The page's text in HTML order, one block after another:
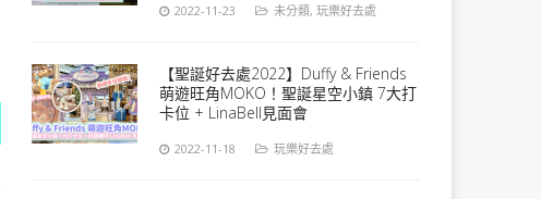
2022-11-23 未分類,玩樂好去處
【聖誕好去處2022】Duffy & Friends
萌遊旺角MOKO！聖誕星空小鎮 7大打
卡位 + LinaBell見面會
2022-11-18 玩樂好去處